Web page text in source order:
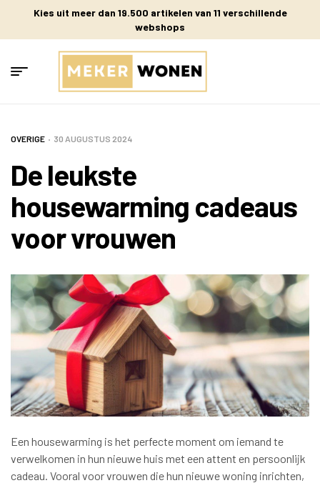
Kies uit meer dan 19.500 artikelen van 11 verschillende
webshops
OVERIGE 30 AUGUSTUS 2024
De leukste
housewarming cadeaus
voor vrouwen
Een housewarming is het perfecte moment om iemand te
verwelkomen in hun nieuwe huis met een attent en persoonlijk
cadeau. Vooral voor vrouwen die hun nieuwe woning inrichten,